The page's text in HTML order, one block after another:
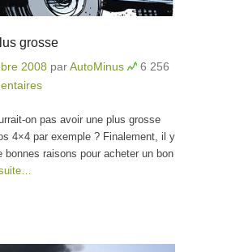
grosse
2008 parAutoMinus
6 256
on pas avoir une plus grosse
4×4 par exemple ? Finalement, il y
bonnes raisons pour acheter un bon